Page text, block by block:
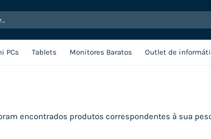
PCs Tablets Monitores Baratos Outlet de
encontrados produtos correspondentes à sua